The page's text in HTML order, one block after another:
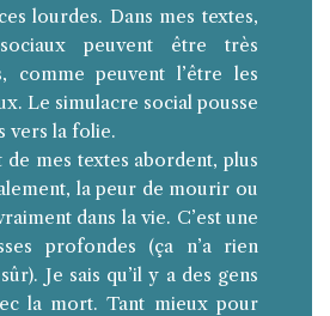
lourdes. Dans mes textes,
peuvent être très
comme peuvent l’être les
Le simulacre social pousse
vers la folie.
de mes textes abordent, plus
la peur de mourir ou
dans la vie. C’est une
profondes (ça n’a rien
Je sais qu’il y a des gens
la mort. Tant mieux pour